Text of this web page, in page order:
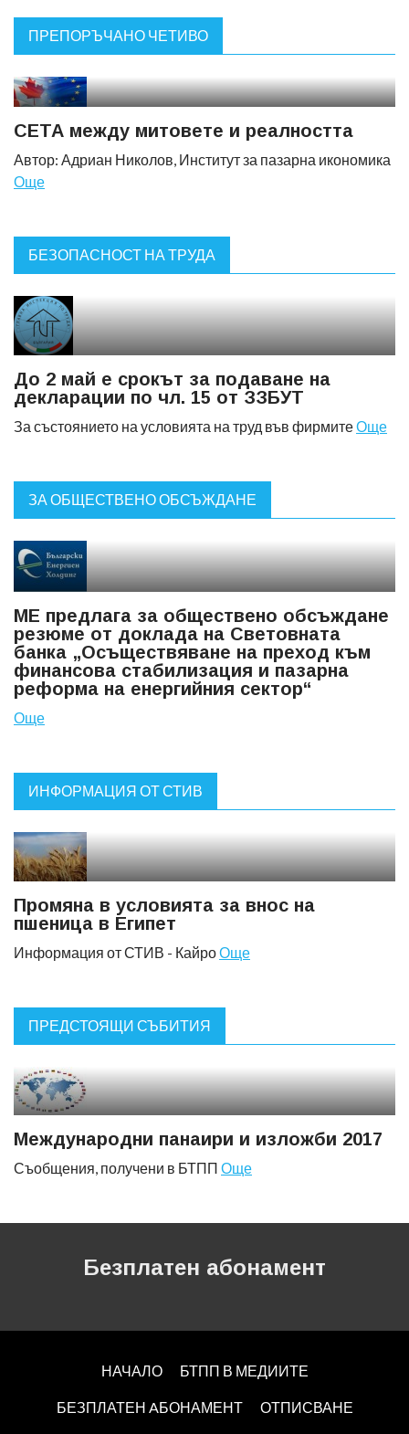
ПРЕПОРЪЧАНО ЧЕТИВО
СЕТА между митовете и реалността
Автор: Адриан Николов, Институт за пазарна икономика
Още
БЕЗОПАСНОСТ НА ТРУДА
До 2 май е срокът за подаване на
декларации по чл. 15 от ЗЗБУТ
За състоянието на условията на труд във фирмитеОще
ЗА ОБЩЕСТВЕНО ОБСЪЖДАНЕ
МЕ предлага за обществено обсъждане
резюме от доклада на Световната
банка „Осъществяване на преход към
финансова стабилизация и пазарна
реформа на енергийния сектор“
Още
ИНФОРМАЦИЯ ОТ СТИВ
Промяна в условията за внос на
пшеница в Египет
Информация от СТИВ - КайроОще
ПРЕДСТОЯЩИ СЪБИТИЯ
Международни панаири и изложби 2017
Съобщения, получени в БТПП Още
Безплатен абонамент
НАЧАЛО БТПП В МЕДИИТЕ
БЕЗПЛАТЕН AБОНАМЕНТ
ОТПИСВАНЕ